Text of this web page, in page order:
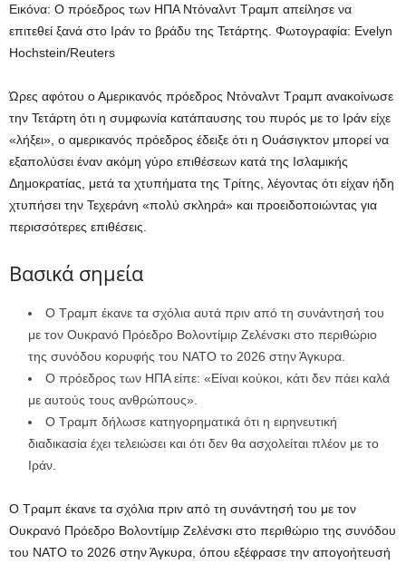
Εικόνα: Ο πρόεδρος των ΗΠΑ Ντόναλντ Τραμπ απείλησε να
επιτεθεί ξανά στο Ιράν το βράδυ της Τετάρτης. Φωτογραφία: Evelyn
Hochstein/Reuters
Ώρες αφότου ο Αμερικανός πρόεδρος Ντόναλντ Τραμπ ανακοίνωσε
την Τετάρτη ότι η συμφωνία κατάπαυσης του πυρός με το Ιράν είχε
«λήξει», ο αμερικανός πρόεδρος έδειξε ότι η Ουάσιγκτον μπορεί να
εξαπολύσει έναν ακόμη γύρο επιθέσεων κατά της Ισλαμικής
Δημοκρατίας, μετά τα χτυπήματα της Τρίτης, λέγοντας ότι είχαν ήδη
χτυπήσει την Τεχεράνη «πολύ σκληρά» και προειδοποιώντας για
περισσότερες επιθέσεις.
Βασικά σημεία
Ο Τραμπ έκανε τα σχόλια αυτά πριν από τη συνάντησή του
με τον Ουκρανό Πρόεδρο Βολοντίμιρ Ζελένσκι στο περιθώριο
της συνόδου κορυφής του ΝΑΤΟ το 2026 στην Άγκυρα.
Ο πρόεδρος των ΗΠΑ είπε: «Είναι κούκοι, κάτι δεν πάει καλά
με αυτούς τους ανθρώπους».
Ο Τραμπ δήλωσε κατηγορηματικά ότι η ειρηνευτική
διαδικασία έχει τελειώσει και ότι δεν θα ασχολείται πλέον με το
Ιράν.
Ο Τραμπ έκανε τα σχόλια πριν από τη συνάντησή του με τον
Ουκρανό Πρόεδρο Βολοντίμιρ Ζελένσκι στο περιθώριο της συνόδου
του ΝΑΤΟ το 2026 στην Άγκυρα, όπου εξέφρασε την απογοήτευσή